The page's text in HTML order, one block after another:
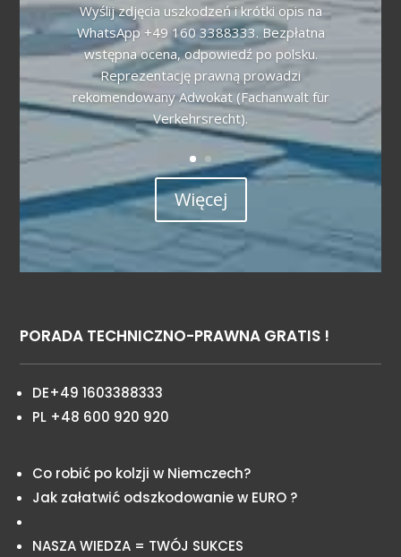
Wyślij zdjęcia uszkodzeń i krótki opis na
WhatsApp +49 160 3388333. Bezpłatna
wstępna ocena, odpowiedź po polsku.
Reprezentację prawną prowadzi
rekomendowany Adwokat (Fachanwalt für
Verkehrsrecht).
Więcej
PORADA TECHNICZNO-PRAWNA GRATIS !
DE+49 1603388333
PL +48 600 920 920
Co robić po kolzji w Niemczech?
Jak załatwić odszkodowanie w EURO ?
NASZA WIEDZA = TWÓJ SUKCES